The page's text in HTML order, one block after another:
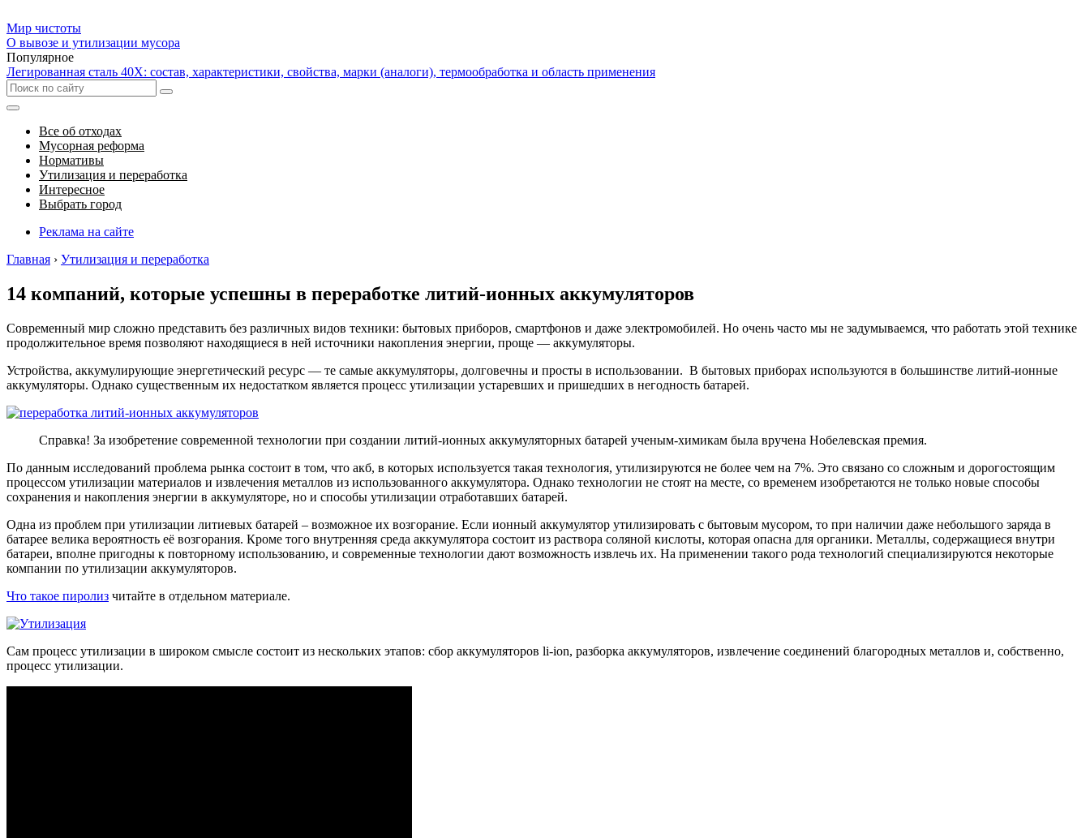
Мир чистоты
О вывозе и утилизации мусора
Популярное
Легированная сталь 40Х: состав, характеристики, свойства, марки (аналоги), термообработка и область применения
Все об отходах
Мусорная реформа
Нормативы
Утилизация и переработка
Интересное
Выбрать город
Реклама на сайте
Главная › Утилизация и переработка
14 компаний, которые успешны в переработке литий-ионных аккумуляторов
Современный мир сложно представить без различных видов техники: бытовых приборов, смартфонов и даже электромобилей. Но очень часто мы не задумываемся, что работать этой технике
продолжительное время позволяют находящиеся в ней источники накопления энергии, проще — аккумуляторы.
Устройства, аккумулирующие энергетический ресурс — те самые аккумуляторы, долговечны и просты в использовании. В бытовых приборах используются в большинстве литий-ионные
аккумуляторы. Однако существенным их недостатком является процесс утилизации устаревших и пришедших в негодность батарей.
Справка! За изобретение современной технологии при создании литий-ионных аккумуляторных батарей ученым-химикам была вручена Нобелевская премия.
По данным исследований проблема рынка состоит в том, что акб, в которых используется такая технология, утилизируются не более чем на 7%. Это связано со сложным и дорогостоящим
процессом утилизации материалов и извлечения металлов из использованного аккумулятора. Однако технологии не стоят на месте, со временем изобретаются не только новые способы
сохранения и накопления энергии в аккумуляторе, но и способы утилизации отработавших батарей.
Одна из проблем при утилизации литиевых батарей – возможное их возгорание. Если ионный аккумулятор утилизировать с бытовым мусором, то при наличии даже небольшого заряда в
батарее велика вероятность её возгорания. Кроме того внутренняя среда аккумулятора состоит из раствора соляной кислоты, которая опасна для органики. Металлы, содержащиеся внутри
батареи, вполне пригодны к повторному использованию, и современные технологии дают возможность извлечь их. На применении такого рода технологий специализируются некоторые
компании по утилизации аккумуляторов.
Что такое пиролиз читайте в отдельном материале.
Сам процесс утилизации в широком смысле состоит из нескольких этапов: сбор аккумуляторов li-ion, разборка аккумуляторов, извлечение соединений благородных металлов и, собственно,
процесс утилизации.